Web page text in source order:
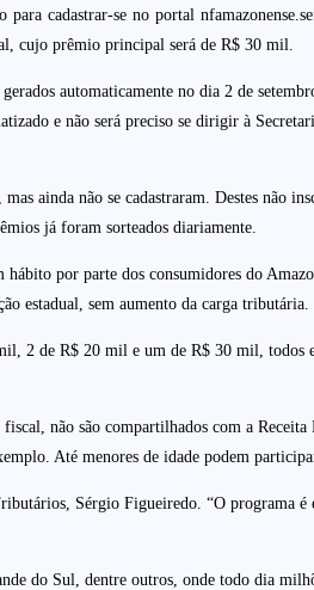
cadastrar-se no portal
cujo prêmio principal será de R$ 30 mil.
automaticamente no dia 2 de
e não será preciso se dirigir à
ainda não se cadastraram. Destes não
já foram sorteados diariamente.
por parte dos consumidores do
estadual, sem aumento da carga tributária.
2 de R$ 20 mil e um de R$ 30 mil, todos
não são compartilhados com a
Até menores de idade podem
Sérgio Figueiredo. “O programa
do Sul, dentre outros, onde todo dia